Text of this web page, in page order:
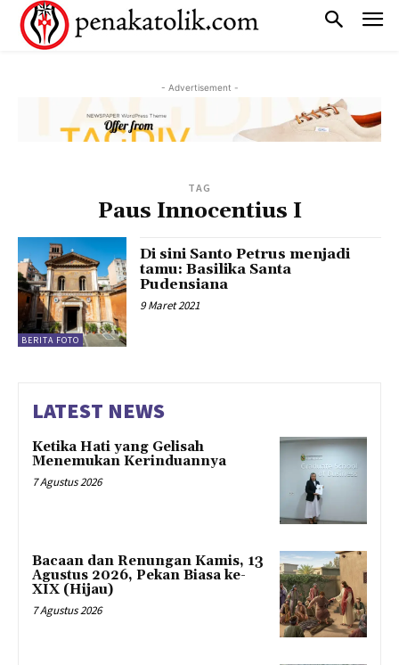
- Advertisement -
TAG
Paus Innocentius I
BERITA FOTO
Di sini Santo Petrus menjadi
tamu: Basilika Santa
Pudensiana
9 Maret 2021
LATEST NEWS
Ketika Hati yang Gelisah
Menemukan Kerinduannya
7 Agustus 2026
Bacaan dan Renungan Kamis, 13
Agustus 2026, Pekan Biasa ke-
XIX (Hijau)
7 Agustus 2026